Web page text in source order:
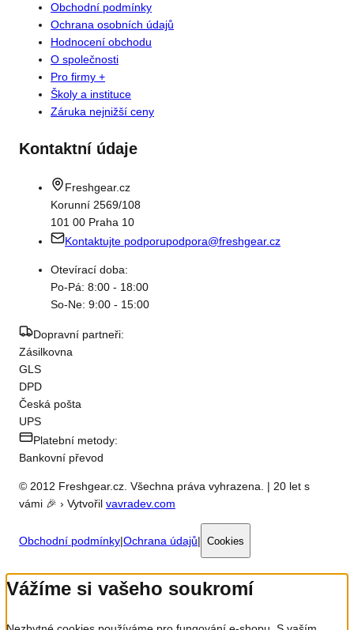
Obchodní podmínky
Ochrana osobních údajů
Hodnocení obchodu
O společnosti
Pro firmy +
Školy a instituce
Záruka nejnižší ceny
Kontaktní údaje
Freshgear.cz
Korunní 2569/108
101 00 Praha 10
Kontaktujte podporupodpora@freshgear.cz
Otevírací doba:
Po-Pá: 8:00 - 18:00
So-Ne: 9:00 - 15:00
Dopravní partneři:
Zásilkovna
GLS
DPD
Česká pošta
UPS
Platební metody:
Bankovní převod
© 2012 Freshgear.cz. Všechna práva vyhrazena. | 20 let s
vámi 🎉 › Vytvořil vavradev.com
Obchodní podmínky|Ochrana údajů| Cookies
Vážíme si vašeho soukromí